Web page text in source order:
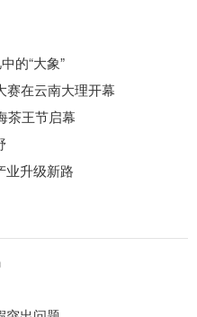
的“大象”
赛在云南大理开幕
茶王节启幕
业升级新路